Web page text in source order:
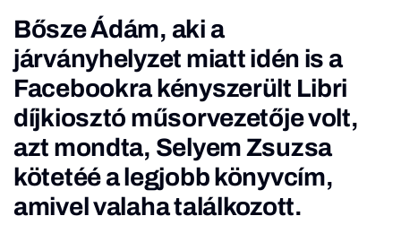
Bősze Ádám, aki a
járványhelyzet miatt idén is a
Facebookra kényszerült Libri
díjkiosztó műsorvezetője volt,
azt mondta, Selyem Zsuzsa
kötetéé a legjobb könyvcím,
amivel valaha találkozott.